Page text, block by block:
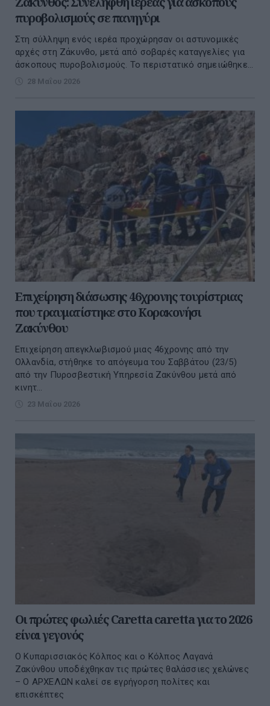
πυροβολισμούς σε πανηγύρι
Στη σύλληψη ενός ιερέα προχώρησαν οι αστυνομικές
αρχές στη Ζάκυνθο, μετά από σοβαρές καταγγελίες για
άσκοπους πυροβολισμούς. Το περιστατικό σημειώθηκε...
28 Μαΐου 2026
Επιχείρηση διάσωσης 46χρονης τουρίστριας
που τραυματίστηκε στο Κορακονήσι
Ζακύνθου
Επιχείρηση απεγκλωβισμού μιας 46χρονης από την
Ολλανδία, στήθηκε το απόγευμα του Σαββάτου (23/5)
από την Πυροσβεστική Υπηρεσία Ζακύνθου μετά από
κινητ...
23 Μαΐου 2026
Οι πρώτες φωλιές Caretta caretta για το 2026
είναι γεγονός
Ο Κυπαρισσιακός Κόλπος και ο Κόλπος Λαγανά
Ζακύνθου υποδέχθηκαν τις πρώτες θαλάσσιες χελώνες
– Ο ΑΡΧΕΛΩΝ καλεί σε εγρήγορση πολίτες και
επισκέπτες